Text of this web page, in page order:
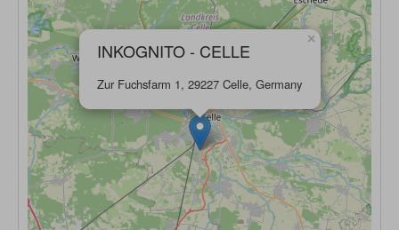
INKOGNITO - CELLE
Zur Fuchsfarm 1, 29227 Celle, Germany
×